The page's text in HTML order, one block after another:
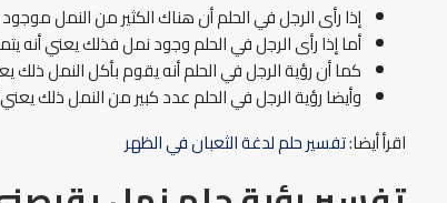
إذا رأى الرجل في الحلم أن هناك الكثير من النمل
أما إذا رأى الرجل في الحلم وجود نمل فذلك يعني أنه
كما أن رؤية الرجل في الحلم أنه يقوم بأكل النمل ذلك
وأيضا رؤية الرجل في الحلم عدد كبير من النمل ذلك
اقرأ أيضا:تفسير حلم لدغة الثعبان في الظهر